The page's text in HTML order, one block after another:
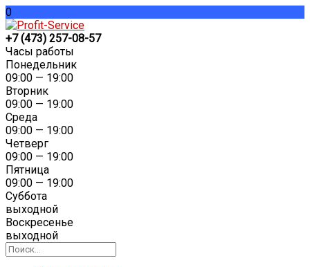
0
+7 (473) 257-08-57
Часы работы
Понедельник
09:00 — 19:00
Вторник
09:00 — 19:00
Среда
09:00 — 19:00
Четверг
09:00 — 19:00
Пятница
09:00 — 19:00
Суббота
выходной
Воскресенье
выходной